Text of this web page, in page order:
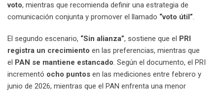
voto, mientras que recomienda definir una estrategia de
comunicación conjunta y promover el llamado “voto útil”.
El segundo escenario, “Sin alianza”, sostiene que el PRI
registra un crecimiento en las preferencias, mientras que
el PAN se mantiene estancado. Según el documento, el PRI
incrementó ocho puntos en las mediciones entre febrero y
junio de 2026, mientras que el PAN enfrenta una menor